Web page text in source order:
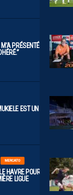
PRÉSENTÉ LE
EST UN
MERCATO
HAVRE POUR UN
LIGUE